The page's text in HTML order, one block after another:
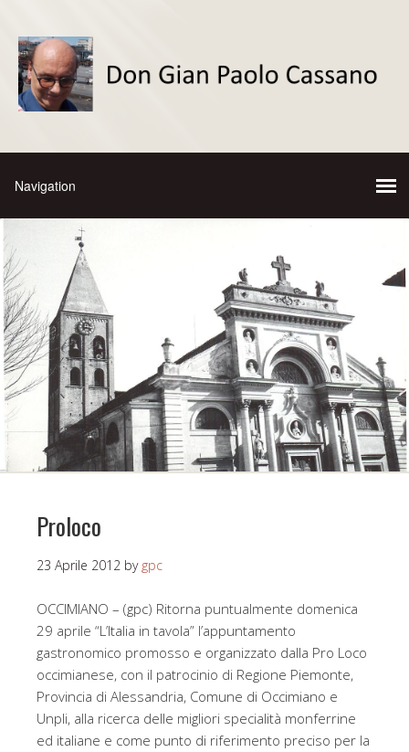
Proloco
23 Aprile 2012 by gpc
OCCIMIANO – (gpc) Ritorna puntualmente domenica
29 aprile “L’Italia in tavola” l’appuntamento
gastronomico promosso e organizzato dalla Pro Loco
occimianese, con il patrocinio di Regione Piemonte,
Provincia di Alessandria, Comune di Occimiano e
Unpli, alla ricerca delle migliori specialità monferrine
ed italiane e come punto di riferimento preciso per la